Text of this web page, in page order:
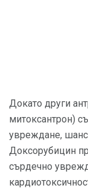
Докато други
митоксантрон)
увреждане,
Доксорубицин
сърдечно